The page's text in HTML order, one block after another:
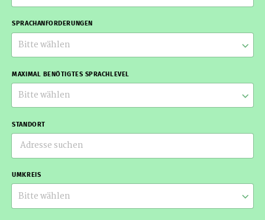
SPRACHANFORDERUNGEN
Bitte wählen
MAXIMAL BENÖTIGTES SPRACHLEVEL
Bitte wählen
STANDORT
UMKREIS
Bitte wählen